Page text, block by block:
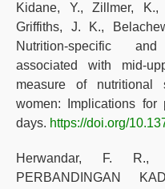
Kidane, Y., Zillmer,
Griffiths, J. K.,
Nutrition-specific
associated with mid-
measure of nutritional
women: Implications
days. https://doi.org/
Herwandar, F.
PERBANDINGAN